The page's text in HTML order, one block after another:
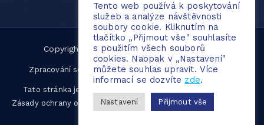
Copyright © 2026APUA . Created byWebiri
Zpracování souborů cookies| Ochrana osobních údajů
Tato stránka je chráněna službou reCAPTCHA a platí zde
Zásady ochrany osobních údajůa Podmínky službyspolečnosti
Tento web používá k poskytování
služeb a analýze návštěvnosti
soubory cookie. Kliknutím na
tlačítko „Přijmout vše" souhlasíte
s použitím všech souborů
cookies. Naopak v „Nastavení"
můžete souhlas upravit. Více
informací se dozvíte zde.
Nastavení Přijmout vše